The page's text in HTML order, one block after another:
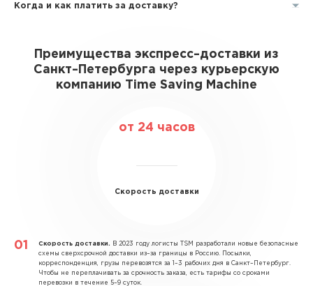
Когда и как платить за доставку?
Преимущества экспресс–доставки из
Санкт–Петербурга через курьерскую
компанию Time Saving Machine
от 24 часов
Скорость доставки
Скорость доставки.
В 2023 году логисты TSM разработали новые безопасные
схемы сверхсрочной доставки из–за границы в Россию. Посылки,
корреспонденция, грузы перевозятся за 1–3 рабочих дня в Санкт–Петербург.
Чтобы не переплачивать за срочность заказа, есть тарифы со сроками
перевозки в течение 5–9 суток.